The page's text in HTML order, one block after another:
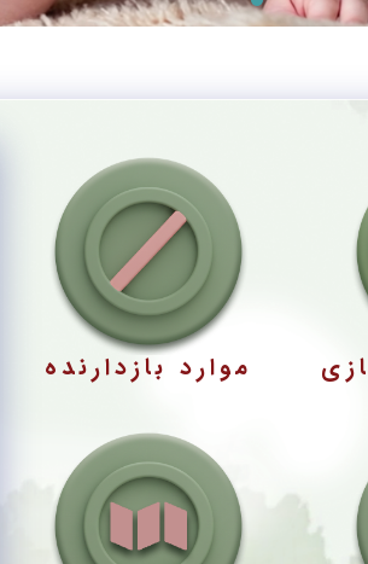
موارد بازدارنده